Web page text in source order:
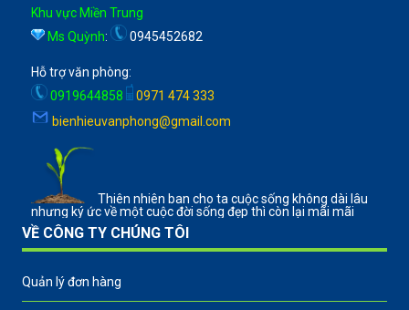
Khu vực Miền Trung
Ms Quỳnh: 0945452682
Hỗ trợ văn phòng:
0919644858
0971 474 333
bienhieuvanphong@gmail.com
Thiên nhiên ban cho ta cuộc sống không dài lâu
nhưng ký ức về một cuộc đời sống đẹp thì còn lại mãi mãi
VỀ CÔNG TY CHÚNG TÔI
Quản lý đơn hàng